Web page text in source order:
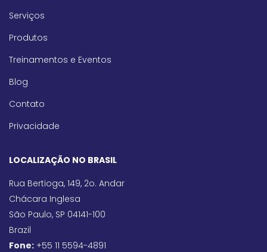
Serviços
Produtos
Treinamentos e Eventos
Blog
Contato
Privacidade
LOCALIZAÇÃO NO BRASIL
Rua Bertioga, 149, 2o. Andar
Chácara Inglesa
São Paulo, SP 04141-100
Brazil
Fone: +55 11 5594-4891